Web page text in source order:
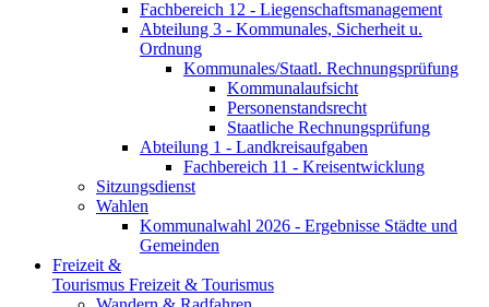
Fachbereich 12 - Liegenschaftsmanagement
Abteilung 3 - Kommunales, Sicherheit u.
Ordnung
Kommunales/Staatl. Rechnungsprüfung
Kommunalaufsicht
Personenstandsrecht
Staatliche Rechnungsprüfung
Abteilung 1 - Landkreisaufgaben
Fachbereich 11 - Kreisentwicklung
Sitzungsdienst
Wahlen
Kommunalwahl 2026 - Ergebnisse Städte und
Gemeinden
Freizeit &
Tourismus Freizeit & Tourismus